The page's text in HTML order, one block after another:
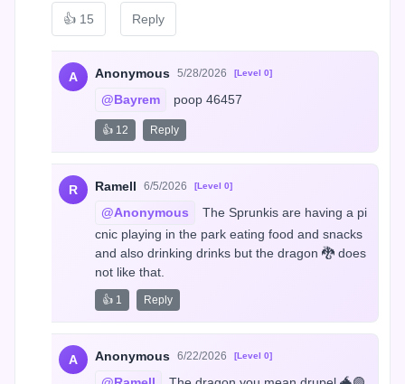
👍 15 Reply
A Anonymous 5/28/2026 [Level 0]
@Bayrem poop 46457
👍 12 Reply
R Ramell 6/5/2026 [Level 0]
@Anonymous
The Sprunkis are having a pi
cnic playing in the park eating food and snacks
and also drinking drinks but the dragon 🐉 does
not like that.
👍 1 Reply
A Anonymous 6/22/2026 [Level 0]